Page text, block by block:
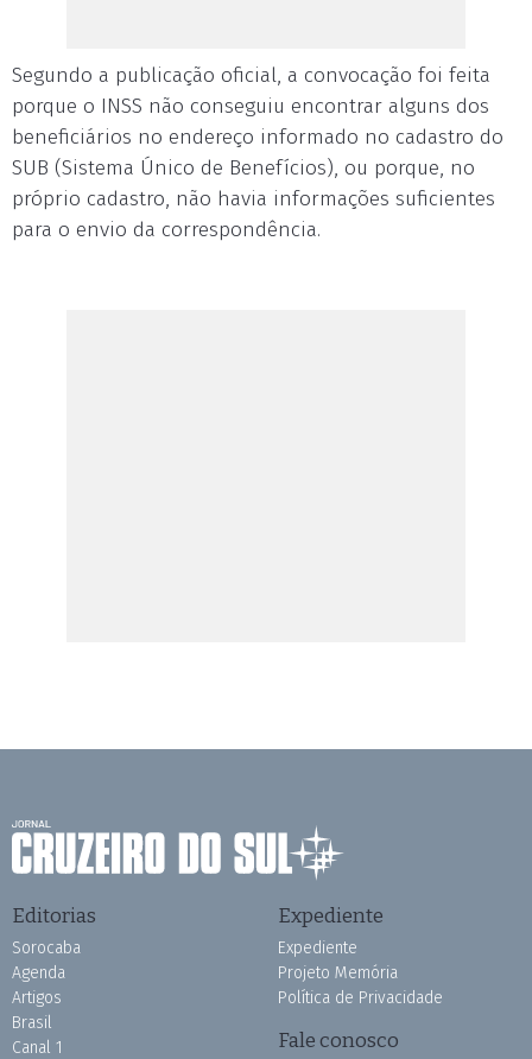
Segundo a publicação oficial, a convocação foi feita
porque o INSS não conseguiu encontrar alguns dos
beneficiários no endereço informado no cadastro do
SUB (Sistema Único de Benefícios), ou porque, no
próprio cadastro, não havia informações suficientes
para o envio da correspondência.
Editorias
Sorocaba
Agenda
Artigos
Brasil
Canal 1
Expediente
Expediente
Projeto Memória
Política de Privacidade
Fale conosco